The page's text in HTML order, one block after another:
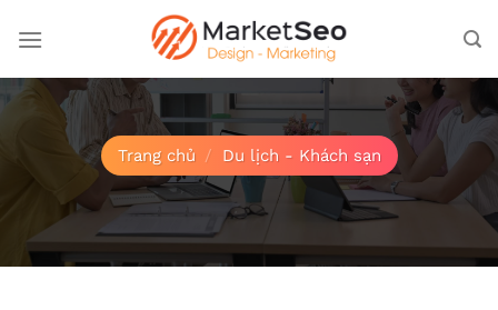
qua
dung
Trang chủ / Du lịch - Khách sạn